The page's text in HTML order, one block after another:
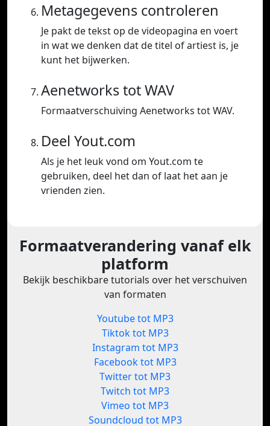
Metagegevens controleren
Je pakt de tekst op de videopagina en voert
in wat we denken dat de titel of artiest is, je
kunt het bijwerken.
Aenetworks tot WAV
Formaatverschuiving Aenetworks tot WAV.
Deel Yout.com
Als je het leuk vond om Yout.com te
gebruiken, deel het dan of laat het aan je
vrienden zien.
Formaatverandering vanaf elk
platform
Bekijk beschikbare tutorials over het verschuiven
van formaten
Youtube tot MP3
Tiktok tot MP3
Instagram tot MP3
Facebook tot MP3
Twitter tot MP3
Twitch tot MP3
Vimeo tot MP3
Soundcloud tot MP3